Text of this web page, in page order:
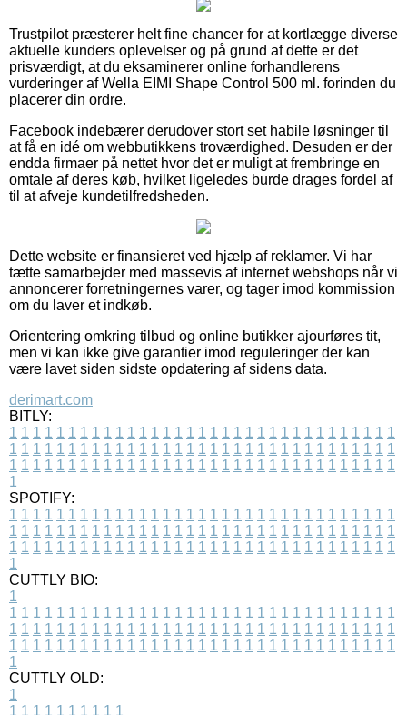
Trustpilot præsterer helt fine chancer for at kortlægge diverse
aktuelle kunders oplevelser og på grund af dette er det
prisværdigt, at du eksaminerer online forhandlerens
vurderinger af Wella EIMI Shape Control 500 ml. forinden du
placerer din ordre.
Facebook indebærer derudover stort set habile løsninger til
at få en idé om webbutikkens troværdighed. Desuden er der
endda firmaer på nettet hvor det er muligt at frembringe en
omtale af deres køb, hvilket ligeledes burde drages fordel af
til at afveje kundetilfredsheden.
Dette website er finansieret ved hjælp af reklamer. Vi har
tætte samarbejder med massevis af internet webshops når vi
annoncerer forretningernes varer, og tager imod kommission
om du laver et indkøb.
Orientering omkring tilbud og online butikker ajourføres tit,
men vi kan ikke give garantier imod reguleringer der kan
være lavet siden sidste opdatering af sidens data.
derimart.com
BITLY:
1 1 1 1 1 1 1 1 1 1 1 1 1 1 1 1 1 1 1 1 1 1 1 1 1 1 1 1 1 1 1 1 1
1 1 1 1 1 1 1 1 1 1 1 1 1 1 1 1 1 1 1 1 1 1 1 1 1 1 1 1 1 1 1 1 1
1 1 1 1 1 1 1 1 1 1 1 1 1 1 1 1 1 1 1 1 1 1 1 1 1 1 1 1 1 1 1 1 1
1
SPOTIFY:
1 1 1 1 1 1 1 1 1 1 1 1 1 1 1 1 1 1 1 1 1 1 1 1 1 1 1 1 1 1 1 1 1
1 1 1 1 1 1 1 1 1 1 1 1 1 1 1 1 1 1 1 1 1 1 1 1 1 1 1 1 1 1 1 1 1
1 1 1 1 1 1 1 1 1 1 1 1 1 1 1 1 1 1 1 1 1 1 1 1 1 1 1 1 1 1 1 1 1
1
CUTTLY BIO:
1
1 1 1 1 1 1 1 1 1 1 1 1 1 1 1 1 1 1 1 1 1 1 1 1 1 1 1 1 1 1 1 1 1
1 1 1 1 1 1 1 1 1 1 1 1 1 1 1 1 1 1 1 1 1 1 1 1 1 1 1 1 1 1 1 1 1
1 1 1 1 1 1 1 1 1 1 1 1 1 1 1 1 1 1 1 1 1 1 1 1 1 1 1 1 1 1 1 1 1
1
CUTTLY OLD:
1
1 1 1 1 1 1 1 1 1 1